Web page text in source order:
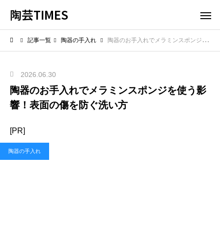
陶芸TIMES
記事一覧 陶器の手入れ 陶器のお手入れでメラミンスポンジを使う影響！表面の傷を防ぐ洗い方
2026.06.30
陶器のお手入れでメラミンスポンジを使う影
響！表面の傷を防ぐ洗い方
[PR]
陶器の手入れ